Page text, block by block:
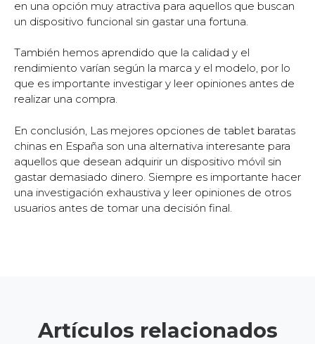
en una opción muy atractiva para aquellos que buscan
un dispositivo funcional sin gastar una fortuna.
También hemos aprendido que la calidad y el
rendimiento varían según la marca y el modelo, por lo
que es importante investigar y leer opiniones antes de
realizar una compra.
En conclusión, Las mejores opciones de tablet baratas
chinas en España son una alternativa interesante para
aquellos que desean adquirir un dispositivo móvil sin
gastar demasiado dinero. Siempre es importante hacer
una investigación exhaustiva y leer opiniones de otros
usuarios antes de tomar una decisión final.
Artículos relacionados